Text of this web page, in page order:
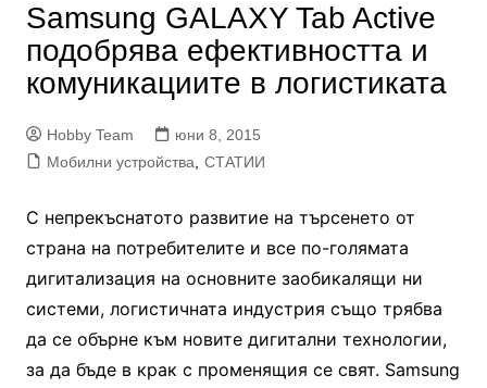
Samsung GALAXY Tab Active
подобрява ефективността и
комуникациите в логистиката
Hobby Team
юни 8, 2015
Мобилни устройства
СТАТИИ
С непрекъснатото развитие на търсенето от
страна на потребителите и все по-голямата
дигитализация на основните заобикалящи ни
системи, логистичната индустрия също трябва
да се обърне към новите дигитални технологии,
за да бъде в крак с променящия се свят. Samsung